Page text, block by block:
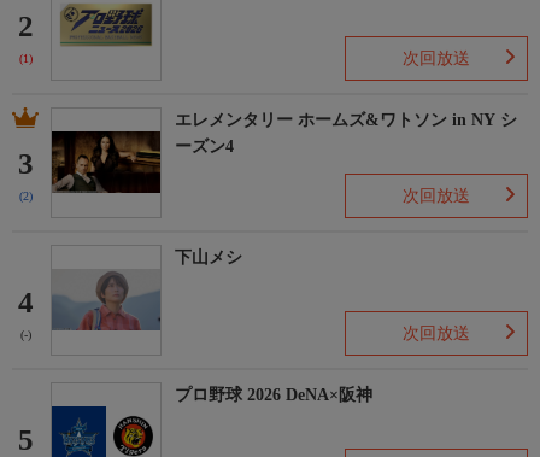
2
(1) 次回放送
3
(2)
エレメンタリー ホームズ&ワトソン in NY シ
ーズン4
次回放送
4
(-)
下山メシ
次回放送
5
プロ野球 2026 DeNA×阪神